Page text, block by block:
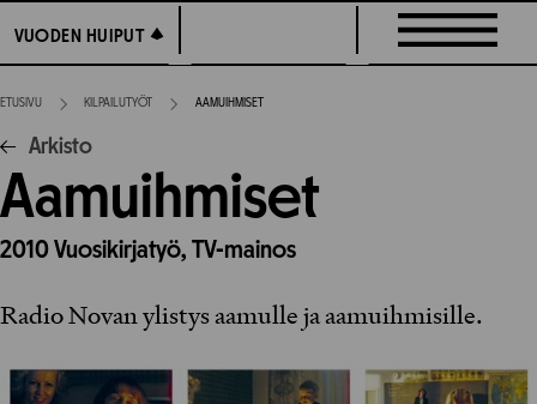
suoraan
sisältöön
VUODEN HUIPUT
VUODEN HUIPUT
ETUSIVU KILPAILUTYÖT AAMUIHMISET
Arkisto
Aamuihmiset
2010Vuosikirjatyö, TV-mainos
Radio Novan ylistys aamulle ja aamuihmisille.